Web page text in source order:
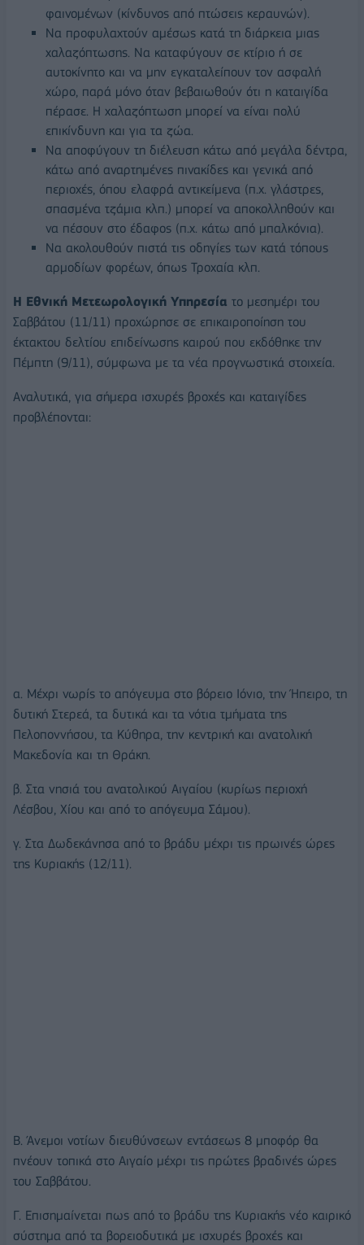
φαινομένων (κίνδυνος από πτώσεις κεραυνών).
Να προφυλαχτούν αμέσως κατά τη διάρκεια μιας
χαλαζόπτωσης. Να καταφύγουν σε κτίριο ή σε
αυτοκίνητο και να μην εγκαταλείπουν τον ασφαλή
χώρο, παρά μόνο όταν βεβαιωθούν ότι η καταιγίδα
πέρασε. Η χαλαζόπτωση μπορεί να είναι πολύ
επικίνδυνη και για τα ζώα.
Να αποφύγουν τη διέλευση κάτω από μεγάλα δέντρα,
κάτω από αναρτημένες πινακίδες και γενικά από
περιοχές, όπου ελαφρά αντικείμενα (π.χ. γλάστρες,
σπασμένα τζάμια κλπ.) μπορεί να αποκολληθούν και
να πέσουν στο έδαφος (π.χ. κάτω από μπαλκόνια).
Να ακολουθούν πιστά τις οδηγίες των κατά τόπους
αρμοδίων φορέων, όπως Τροχαία κλπ.
Η Εθνική Μετεωρολογική Υπηρεσία το μεσημέρι του
Σαββάτου (11/11) προχώρησε σε επικαιροποίηση του
έκτακτου δελτίου επιδείνωσης καιρού που εκδόθηκε την
Πέμπτη (9/11), σύμφωνα με τα νέα προγνωστικά στοιχεία.
Αναλυτικά, για σήμερα ισχυρές βροχές και καταιγίδες
προβλέπονται:
α. Μέχρι νωρίς το απόγευμα στο βόρειο Ιόνιο, την Ήπειρο, τη
δυτική Στερεά, τα δυτικά και τα νότια τμήματα της
Πελοποννήσου, τα Κύθηρα, την κεντρική και ανατολική
Μακεδονία και τη Θράκη.
β. Στα νησιά του ανατολικού Αιγαίου (κυρίως περιοχή
Λέσβου, Χίου και από το απόγευμα Σάμου).
γ. Στα Δωδεκάνησα από το βράδυ μέχρι τις πρωινές ώρες
της Κυριακής (12/11).
Β. Άνεμοι νοτίων διευθύνσεων εντάσεως 8 μποφόρ θα
πνέουν τοπικά στο Αιγαίο μέχρι τις πρώτες βραδινές ώρες
του Σαββάτου.
Γ. Επισημαίνεται πως από το βράδυ της Κυριακής νέο καιρικό
σύστημα από τα βορειοδυτικά με ισχυρές βροχές και